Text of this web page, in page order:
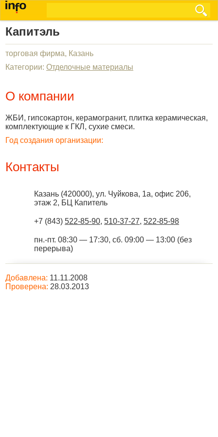
Капитэль
торговая фирма, Казань
Категории: Отделочные материалы
О компании
ЖБИ, гипсокартон, керамогранит, плитка керамическая,
комплектующие к ГКЛ, сухие смеси.
Год создания организации:
Контакты
Казань (420000), ул. Чуйкова, 1а, офис 206,
этаж 2, БЦ Капитель
+7 (843) 522-85-90, 510-37-27, 522-85-98
пн.-пт. 08:30 — 17:30, сб. 09:00 — 13:00 (без
перерыва)
Добавлена: 11.11.2008
Проверена: 28.03.2013